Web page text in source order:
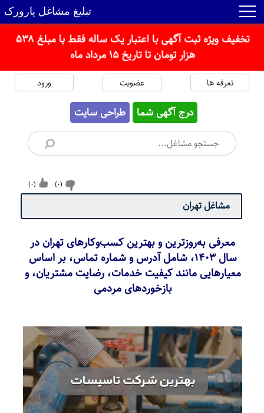
تخفیف ویژه ثبت آگهی با اعتبار یک ساله فقط با مبلغ 538
هزار تومان تا تاریخ 15 مرداد ماه
تعرفه ها عضویت ورود
درج آگهی شما طراحی سایت
(
0
) (
0
)
مشاغل تهران
معرفی به‌روزترین و بهترین کسب‌وکارهای تهران در
سال 1403، شامل آدرس و شماره تماس، بر اساس
معیارهایی مانند کیفیت خدمات، رضایت مشتریان، و
بازخوردهای مردمی
تبلیغ مشاغل یارورک